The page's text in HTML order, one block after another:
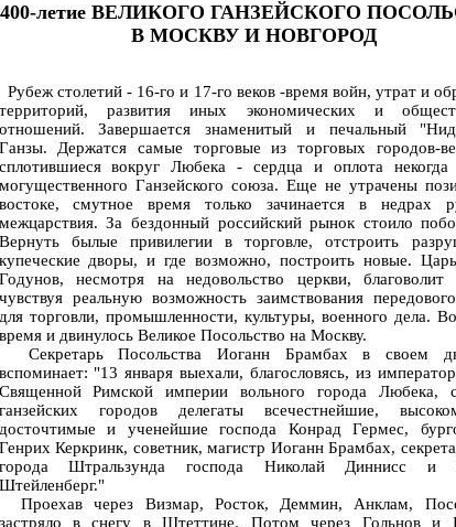
400-летие ВЕЛИКОГО ГАНЗЕЙСКОГО
В МОСКВУ И НОВГОРОД
Рубеж столетий - 16-го и 17-го веков -время войн, утрат и
территорий, развития иных экономических и
отношений. Завершается знаменитый и печальный
Ганзы. Держатся самые торговые из торговых городов-
сплотившиеся вокруг Любека - сердца и оплота некогда
могущественного Ганзейского союза. Еще не утрачены
востоке, смутное время только зачинается в недрах
межцарствия. За бездонный российский рынок стоило
Вернуть былые привилегии в торговле, отстроить
купеческие дворы, и где возможно, построить новые.
Годунов, несмотря на недовольство церкви, благоволит
чувствуя реальную возможность заимствования
для торговли, промышленности, культуры, военного дела.
время и двинулось Великое Посольство на Москву.
Секретарь Посольства Иоганн Брамбах в своем
вспоминает: "13 января выехали, благословясь, из
Священной Римской империи вольного города Любека,
ганзейских городов делегаты всечестнейшие,
досточтимые и ученейшие господа Конрад Гермес,
Генрих Керкринк, советник, магистр Иоганн Брамбах,
города Штральзунда господа Николай Диннисс и
Штейленберг."
Проехав через Визмар, Росток, Деммин, Анклам,
застряло в снегу в Штеттине. Потом через Гольнов и